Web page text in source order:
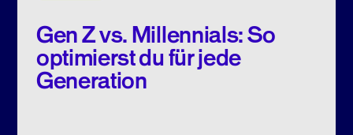
Gen Z vs. Millennials: So
optimierst du für jede
Generation